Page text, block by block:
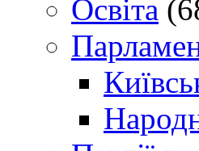
Освіта